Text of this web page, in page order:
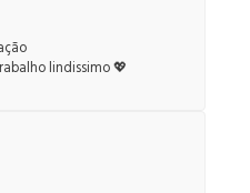
lindissimo 💖